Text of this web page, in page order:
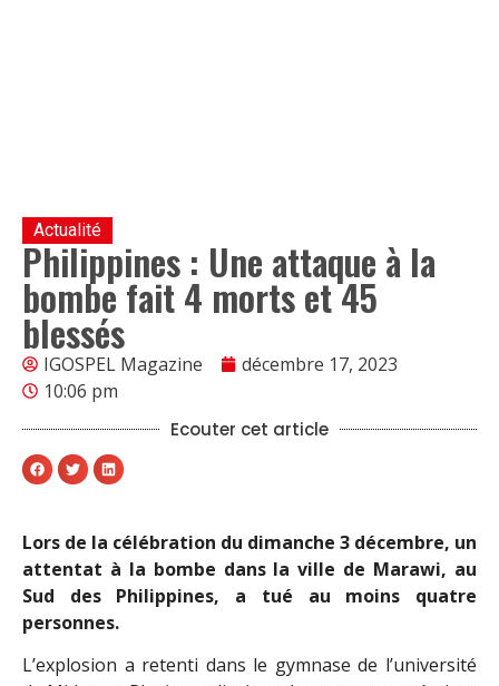
Actualité
Philippines : Une attaque à la
bombe fait 4 morts et 45
blessés
IGOSPEL Magazine
décembre 17, 2023
10:06 pm
Ecouter cet article
Lors de la célébration du dimanche 3 décembre, un
attentat à la bombe dans la ville de Marawi, au
Sud des Philippines, a tué au moins quatre
personnes.
L’explosion a retenti dans le gymnase de l’université